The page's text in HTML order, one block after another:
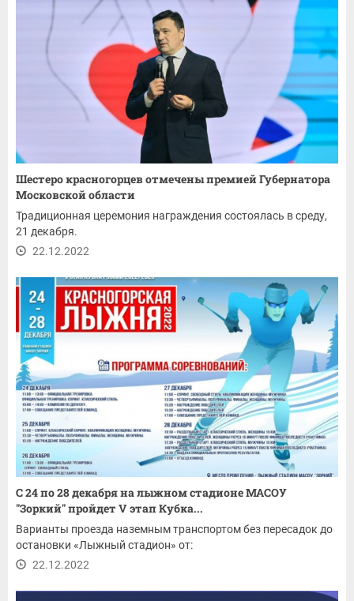
Шестеро красногорцев отмечены премией Губернатора
Московской области
Традиционная церемония награждения состоялась в среду,
21 декабря.
22.12.2022
С 24 по 28 декабря на лыжном стадионе МАСОУ
"Зоркий" пройдет V этап Кубка...
Варианты проезда наземным транспортом без пересадок до
остановки «Лыжный стадион» от:
22.12.2022